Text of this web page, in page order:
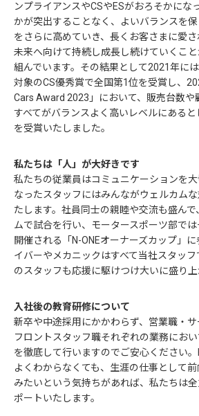
ンプライアンスやCSやESがおろそかにな
かが突出することなく、よいバランスを
をさらに高めていき、長くお客さまに愛
未来へ向けて持続し成長し続けていくこ
組んでいます。その結果として2021年に
対象のCS優秀賞で全国第1位を受賞し、
Cars Award 2023」において、販売台数や
すべてがバランスよく高いレベルにあると
を受賞いたしました。
私たちは「人」が大好きです
私たちの従業員はコミュニケーションを
なったスタッフにはみんながウェルカム
たします。社員同士の親睦や交流も盛ん
ムで試合を行い、モータースポーツ部で
開催される「N-ONEオーナーズカップ」
イバーやメカニックはすべて当社スタッ
のスタッフも応援に駆けつけ大いに盛り上
入社後の教育研修について
新卒や中途採用にかかわらず、営業職・サ
フロントスタッフ職それぞれの業務にお
を徹底して行いますのでご安心ください
よくわからなくても、生涯の仕事として
みたいという気持ちがあれば、私たちは
ポートいたします。